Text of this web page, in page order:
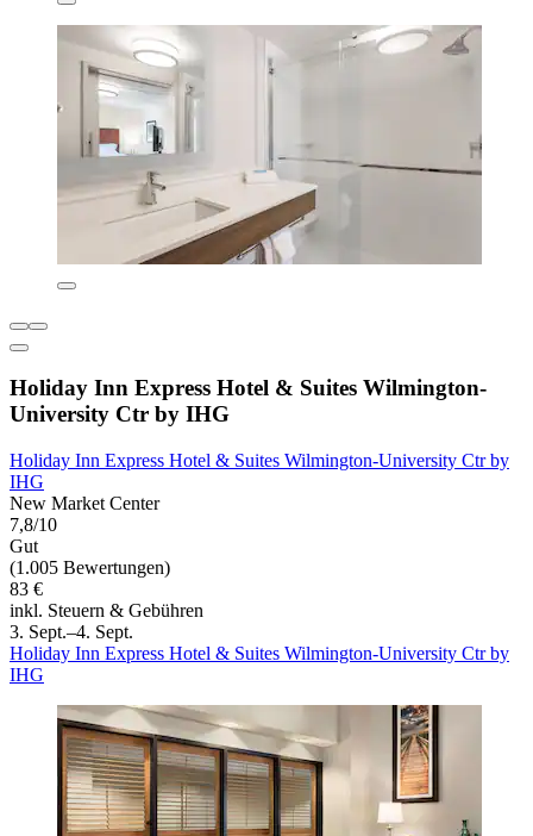
Holiday Inn Express Hotel & Suites Wilmington-
University Ctr by IHG
Holiday Inn Express Hotel & Suites Wilmington-University Ctr by
IHG
New Market Center
7,8/10
Gut
(1.005 Bewertungen)
83 €
inkl. Steuern & Gebühren
3. Sept.–4. Sept.
Holiday Inn Express Hotel & Suites Wilmington-University Ctr by
IHG